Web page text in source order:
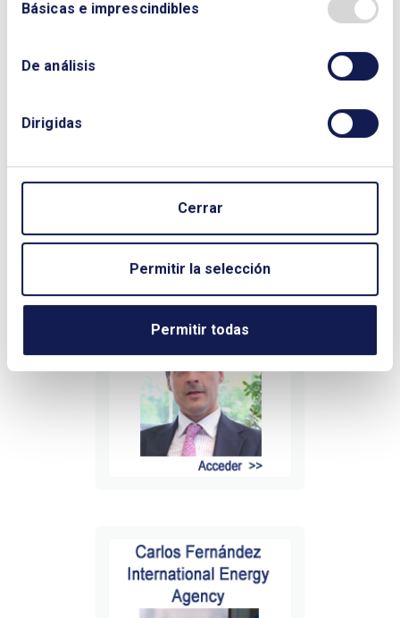
Básicas e imprescindibles
De análisis
Dirigidas
Cerrar
Permitir la selección
Permitir todas